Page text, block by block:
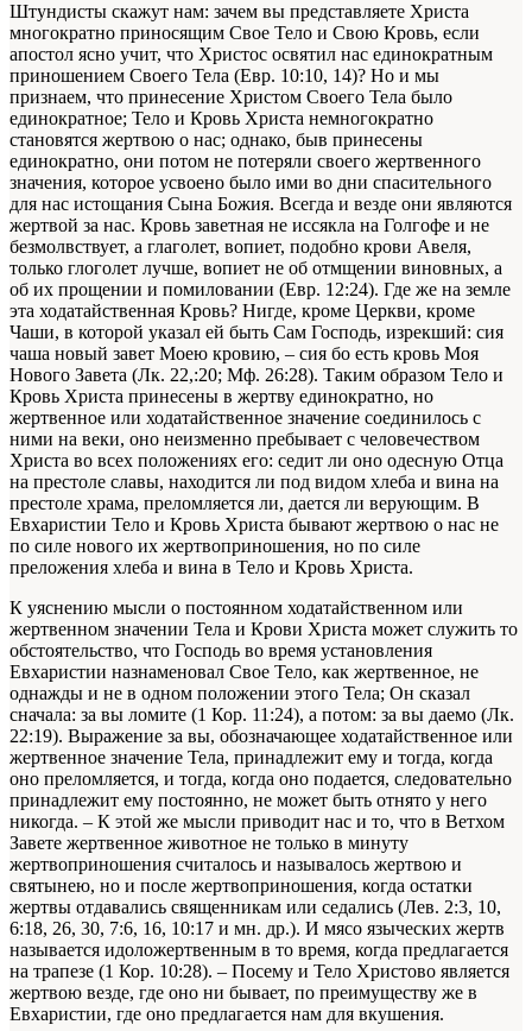
Штундисты скажут нам: зачем вы представляете Христа
многократно приносящим Свое Тело и Свою Кровь, если
апостол ясно учит, что Христос освятил нас единократным
приношением Своего Тела (Евр. 10:10, 14)? Но и мы
признаем, что принесение Христом Своего Тела было
единократное; Тело и Кровь Христа немногократно
становятся жертвою о нас; однако, быв принесены
единократно, они потом не потеряли своего жертвенного
значения, которое усвоено было ими во дни спасительного
для нас истощания Сына Божия. Всегда и везде они являются
жертвой за нас. Кровь заветная не иссякла на Голгофе и не
безмолвствует, а глаголет, вопиет, подобно крови Авеля,
только глоголет лучше, вопиет не об отмщении виновных, а
об их прощении и помиловании (Евр. 12:24). Где же на земле
эта ходатайственная Кровь? Нигде, кроме Церкви, кроме
Чаши, в которой указал ей быть Сам Господь, изрекший: сия
чаша новый завет Моею кровию, – сия бо есть кровь Моя
Нового Завета (Лк. 22,:20; Мф. 26:28). Таким образом Тело и
Кровь Христа принесены в жертву единократно, но
жертвенное или ходатайственное значение соединилось с
ними на веки, оно неизменно пребывает с человечеством
Христа во всех положениях его: седит ли оно одесную Отца
на престоле славы, находится ли под видом хлеба и вина на
престоле храма, преломляется ли, дается ли верующим. В
Евхаристии Тело и Кровь Христа бывают жертвою о нас не
по силе нового их жертвоприношения, но по силе
преложения хлеба и вина в Тело и Кровь Христа.
К уяснению мысли о постоянном ходатайственном или
жертвенном значении Тела и Крови Христа может служить то
обстоятельство, что Господь во время установления
Евхаристии назнаменовал Свое Тело, как жертвенное, не
однажды и не в одном положении этого Тела; Он сказал
сначала: за вы ломите (1 Кор. 11:24), а потом: за вы даемо (Лк.
22:19). Выражение за вы, обозначающее ходатайственное или
жертвенное значение Тела, принадлежит ему и тогда, когда
оно преломляется, и тогда, когда оно подается, следовательно
принадлежит ему постоянно, не может быть отнято у него
никогда. – К этой же мысли приводит нас и то, что в Ветхом
Завете жертвенное животное не только в минуту
жертвоприношения считалось и называлось жертвою и
святынею, но и после жертвоприношения, когда остатки
жертвы отдавались священникам или седались (Лев. 2:3, 10,
6:18, 26, 30, 7:6, 16, 10:17 и мн. др.). И мясо языческих жертв
называется идоложертвенным в то время, когда предлагается
на трапезе (1 Кор. 10:28). – Посему и Тело Христово является
жертвою везде, где оно ни бывает, по преимуществу же в
Евхаристии, где оно предлагается нам для вкушения.